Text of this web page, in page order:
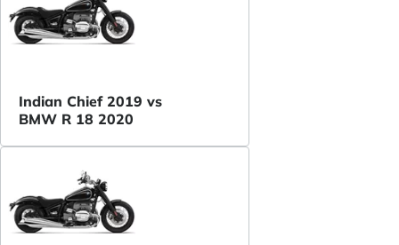
Indian Chief 2019 vs
BMW R 18 2020